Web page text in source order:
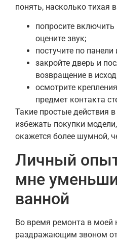
понять, насколько тихая
попросите
оцените звук;
постучите по панели
закройте дверь и
возвращение в
осмотрите
предмет контакта
Такие простые действия
избежать покупки
окажется более шумной,
Личный
мне
ванной
Во время ремонта в моей
раздражающим звоном